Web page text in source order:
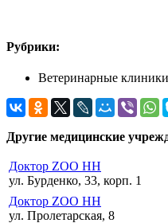
Рубрики:
Ветеринарные
Другие медицинские
Доктор ZOO НН
ул. Бурденко, 33, корп. 1
Доктор ZOO НН
ул. Пролетарская, 8